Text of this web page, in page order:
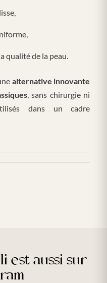
qualité de la peau.
alternative innovante
, sans chirurgie ni
dans un cadre
est aussi sur